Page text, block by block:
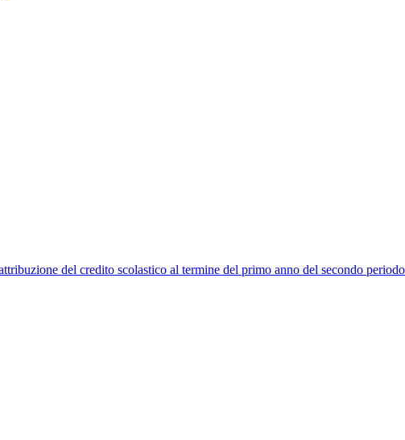
del credito scolastico al termine del primo anno del secondo